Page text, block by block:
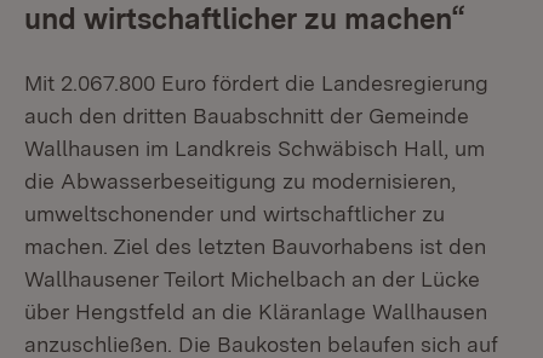
und wirtschaftlicher zu machen“
Mit 2.067.800 Euro fördert die Landesregierung
auch den dritten Bauabschnitt der Gemeinde
Wallhausen im Landkreis Schwäbisch Hall, um
die Abwasserbeseitigung zu modernisieren,
umweltschonender und wirtschaftlicher zu
machen. Ziel des letzten Bauvorhabens ist den
Wallhausener Teilort Michelbach an der Lücke
über Hengstfeld an die Kläranlage Wallhausen
anzuschließen. Die Baukosten belaufen sich auf